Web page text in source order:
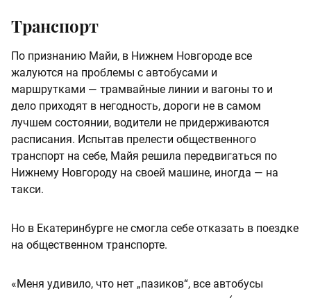
Транспорт
По признанию Майи, в Нижнем Новгороде все
жалуются на проблемы с автобусами и
маршрутками — трамвайные линии и вагоны то и
дело приходят в негодность, дороги не в самом
лучшем состоянии, водители не придерживаются
расписания. Испытав прелести общественного
транспорт на себе, Майя решила передвигаться по
Нижнему Новгороду на своей машине, иногда — на
такси.
Но в Екатеринбурге не смогла себе отказать в поездке
на общественном транспорте.
«Меня удивило, что нет „пазиков“, все автобусы